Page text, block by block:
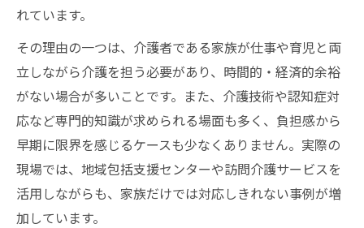
れています。
その理由の一つは、介護者である家族が仕事や育児と両
立しながら介護を担う必要があり、時間的・経済的余裕
がない場合が多いことです。また、介護技術や認知症対
応など専門的知識が求められる場面も多く、負担感から
早期に限界を感じるケースも少なくありません。実際の
現場では、地域包括支援センターや訪問介護サービスを
活用しながらも、家族だけでは対応しきれない事例が増
加しています。